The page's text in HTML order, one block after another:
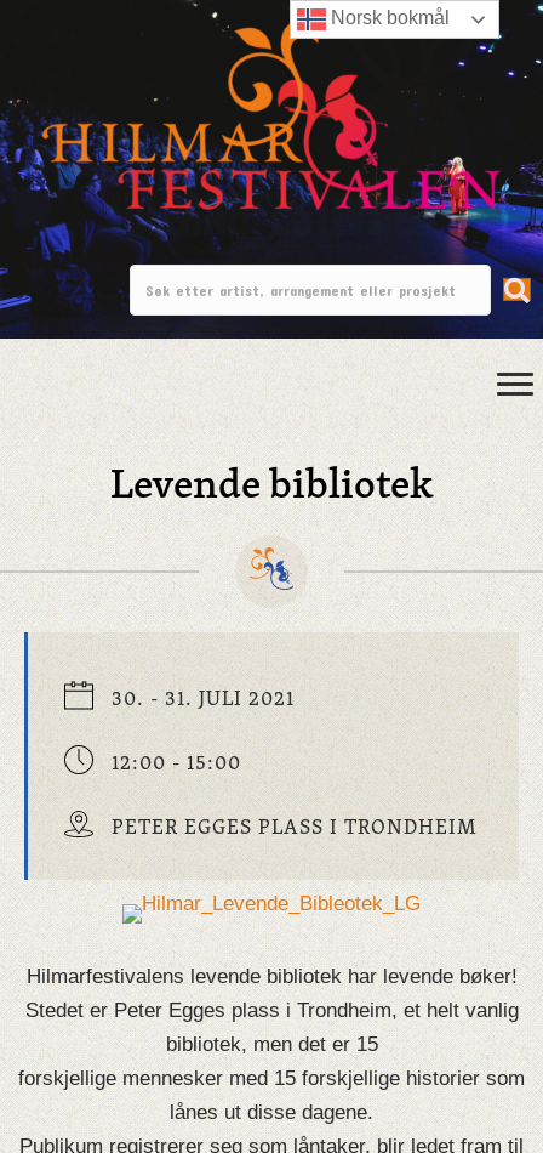
Levende bibliotek
30. - 31. JULI 2021
12:00 - 15:00
PETER EGGES PLASS I TRONDHEIM
Hilmarfestivalens levende bibliotekhar levendebøker!
Stedet er Peter Egges plass i Trondheim, et helt vanlig
bibliotek, men det er 15
forskjellige mennesker med 15 forskjellige historier som
lånes ut disse dagene.
Publikum registrerer seg som låntaker, blir ledet fram til
Norsk bokmål